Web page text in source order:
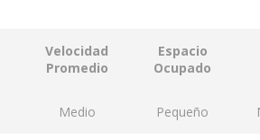
Velocidad
Promedio
Espacio
Ocupado
Medio Pequeño